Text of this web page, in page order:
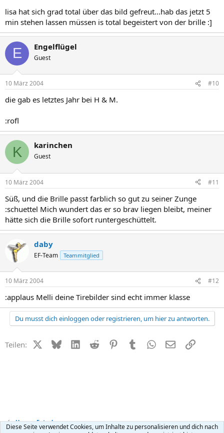
lisa hat sich grad total über das bild gefreut...hab das jetzt 5
min stehen lassen müssen is total begeistert von der brille :]
E Engelflügel
Guest
10 März 2004 #10
die gab es letztes Jahr bei H & M.
:rofl
K karinchen
Guest
10 März 2004 #11
Süß, und die Brille passt farblich so gut zu seiner Zunge
:schuettel Mich wundert das er so brav liegen bleibt, meiner
hätte sich die Brille sofort runtergeschüttelt.
daby
EF-Team Teammitglied
10 März 2004 #12
:applaus Melli deine Tirebilder sind echt immer klasse
Du musst dich einloggen oder registrieren, um hier zu antworten.
Teilen: X (Twitter)
BlueskyLinkedIn
Reddit PinterestTumblr WhatsApp
E-MailLink
Unsere Fotos!
Diese Seite verwendet Cookies, um Inhalte zu personalisieren und dich nach